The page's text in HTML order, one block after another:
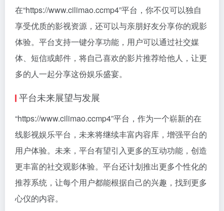
在“https://www.cilimao.ccmp4”平台，你不仅可以独自
享受优质的影视资源，还可以与亲朋好友分享你的观影
体验。平台支持一键分享功能，用户可以通过社交媒
体、短信或邮件，将自己喜欢的影片推荐给他人，让更
多的人一起分享这份娱乐盛宴。
平台未来展望与发展
“https://www.cilimao.ccmp4”平台，作为一个崭新的在
线影视娱乐平台，未来将继续丰富内容库，增强平台的
用户体验。未来，平台有望引入更多的互动功能，创造
更丰富的社交观影体验。平台还计划推出更多个性化的
推荐系统，让每个用户都能根据自己的兴趣，找到更多
心仪的内容。